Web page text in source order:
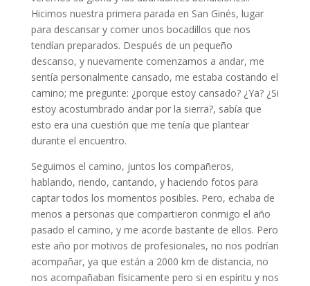
Hicimos nuestra primera parada en San Ginés, lugar
para descansar y comer unos bocadillos que nos
tendían preparados. Después de un pequeño
descanso, y nuevamente comenzamos a andar, me
sentía personalmente cansado, me estaba costando el
camino; me pregunte: ¿porque estoy cansado? ¿Ya? ¿Si
estoy acostumbrado andar por la sierra?, sabía que
esto era una cuestión que me tenía que plantear
durante el encuentro.
Seguimos el camino, juntos los compañeros,
hablando, riendo, cantando, y haciendo fotos para
captar todos los momentos posibles. Pero, echaba de
menos a personas que compartieron conmigo el año
pasado el camino, y me acorde bastante de ellos. Pero
este año por motivos de profesionales, no nos podrían
acompañar, ya que están a 2000 km de distancia, no
nos acompañaban físicamente pero si en espíritu y nos